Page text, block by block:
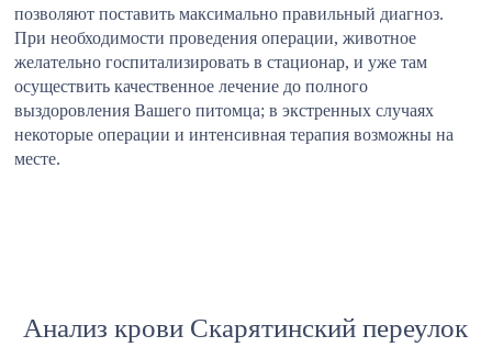
позволяют поставить максимально правильный диагноз.
При необходимости проведения операции, животное
желательно госпитализировать в стационар, и уже там
осуществить качественное лечение до полного
выздоровления Вашего питомца; в экстренных случаях
некоторые операции и интенсивная терапия возможны на
месте.
Анализ крови Скарятинский переулок